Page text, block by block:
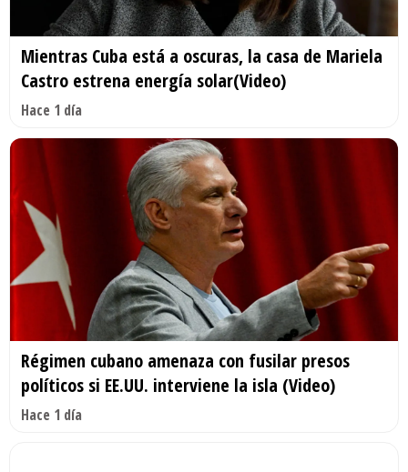
Mientras Cuba está a oscuras, la casa de Mariela
Castro estrena energía solar(Video)
Hace 1 día
Régimen cubano amenaza con fusilar presos
políticos si EE.UU. interviene la isla (Video)
Hace 1 día